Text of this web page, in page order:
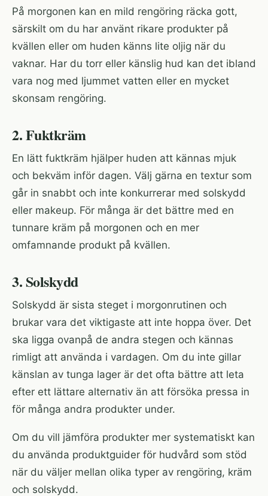
På morgonen kan en mild rengöring räcka gott,
särskilt om du har använt rikare produkter på
kvällen eller om huden känns lite oljig när du
vaknar. Har du torr eller känslig hud kan det ibland
vara nog med ljummet vatten eller en mycket
skonsam rengöring.
2. Fuktkräm
En lätt fuktkräm hjälper huden att kännas mjuk
och bekväm inför dagen. Välj gärna en textur som
går in snabbt och inte konkurrerar med solskydd
eller makeup. För många är det bättre med en
tunnare kräm på morgonen och en mer
omfamnande produkt på kvällen.
3. Solskydd
Solskydd är sista steget i morgonrutinen och
brukar vara det viktigaste att inte hoppa över. Det
ska ligga ovanpå de andra stegen och kännas
rimligt att använda i vardagen. Om du inte gillar
känslan av tunga lager är det ofta bättre att leta
efter ett lättare alternativ än att försöka pressa in
för många andra produkter under.
Om du vill jämföra produkter mer systematiskt kan
du använda produktguider för hudvård som stöd
när du väljer mellan olika typer av rengöring, kräm
och solskydd.